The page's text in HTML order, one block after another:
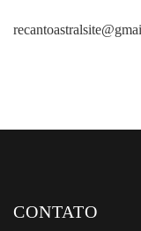
CONTATO